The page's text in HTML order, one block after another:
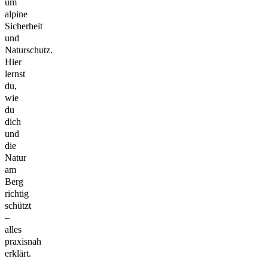
um
alpine
Sicherheit
und
Naturschutz.
Hier
lernst
du,
wie
du
dich
und
die
Natur
am
Berg
richtig
schützt
–
alles
praxisnah
erklärt.